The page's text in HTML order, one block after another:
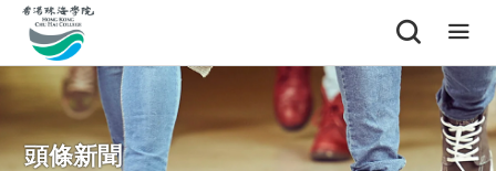
頭條新聞